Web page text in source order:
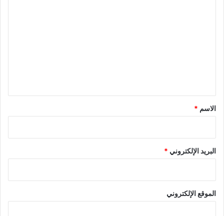
*
الاسم *
البريد الإلكتروني *
الموقع الإلكتروني